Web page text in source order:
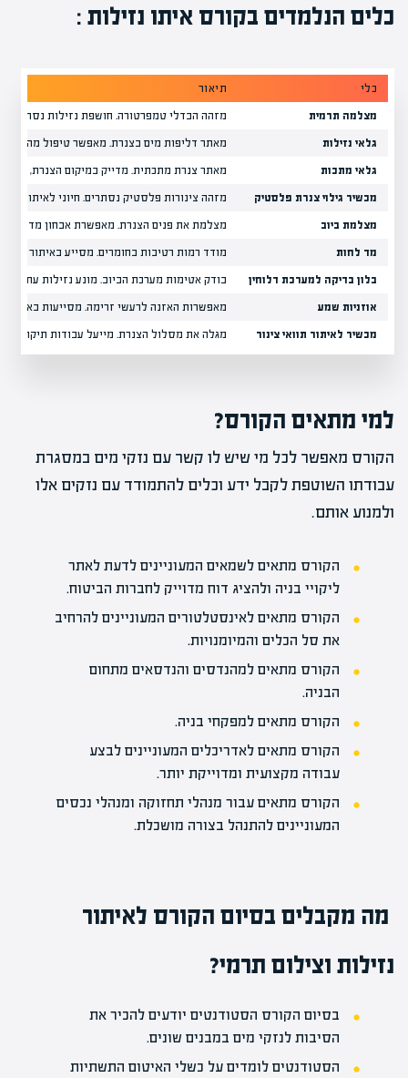
כלים הנלמדים בקורס איתו נזילות :
כלי תיאור
מצלמה תרמית מזהה הבדלי טמפרטורה. חושפת נזילות נסתרות,
גלאי נזילות מאתר דליפות מים בצנרת. מאפשר טיפול מהיר,
גלאי מתכות מאתר צנרת מתכתית. מדייק במיקום הצנרת, מונע
מכשיר גילוי צנרת פלסטיק מזהה צינורות פלסטיק נסתרים. חיוני לאיתור
מצלמת ביוב מצלמת את פנים הצנרת. מאפשרת אבחון מדויק של
מד לחות מודד רמות רטיבות בחומרים. מסייע באיתור
בלון בדיקה למערכת דלוחין בודק אטימות מערכת הביוב. מונע נזילות
אוזניות שמע מאפשרות האזנה לרעשי זרימה. מסייעות באיתור
מכשיר לאיתור תוואי צינור מגלה את מסלול הצנרת. מייעל עבודות תיקון,
למי מתאים הקורס?
הקורס מאפשר לכל מי שיש לו קשר עם נזקי מים במסגרת
עבודתו השוטפת לקבל ידע וכלים להתמודד עם נזקים אלו
ולמנוע אותם.
הקורס מתאים לשמאים המעוניינים לדעת לאתר
ליקויי בניה ולהציג דוח מדוייק לחברות הביטוח.
הקורס מתאים לאינסטלטורים המעוניינים להרחיב
את סל הכלים והמיומנויות.
הקורס מתאים למהנדסים והנדסאים מתחום
הבניה.
הקורס מתאים למפקחי בניה.
הקורס מתאים לאדריכלים המעוניינים לבצע
עבודה מקצועית ומדוייקת יותר.
הקורס מתאים עבור מנהלי תחזוקה ומנהלי נכסים
המעוניינים להתנהל בצורה מושכלת.
מה מקבלים בסיום הקורס לאיתור
נזילות וצילום תרמי?
בסיום הקורס הסטודנטים יודעים להכיר את
הסיבות לנזקי מים במבנים שונים.
הסטודנטים לומדים על כשלי האיטום התשתיות